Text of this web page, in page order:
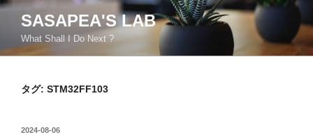
コ
ン
SASAPEA'S LAB
What Shall I Do Next ?
タグ: STM32FF103
投
2024-08-06